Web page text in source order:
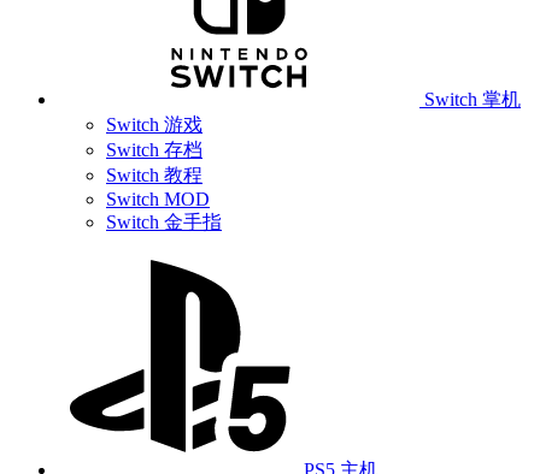
Switch 掌机
Switch 游戏
Switch 存档
Switch 教程
Switch MOD
Switch 金手指